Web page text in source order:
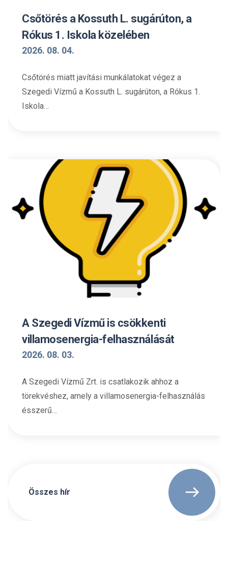
Csőtörés a Kossuth L. sugárúton, a
Rókus 1. Iskola közelében
2026. 08. 04.
Csőtörés miatt javítási munkálatokat végez a
Szegedi Vízmű a Kossuth L. sugárúton, a Rókus 1.
Iskola…
A Szegedi Vízmű is csökkenti
villamosenergia-felhasználását
2026. 08. 03.
A Szegedi Vízmű Zrt. is csatlakozik ahhoz a
törekvéshez, amely a villamosenergia-felhasználás
ésszerű…
Összes hír